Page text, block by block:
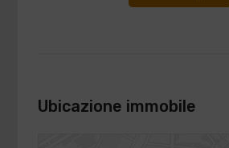
Ubicazione immobile